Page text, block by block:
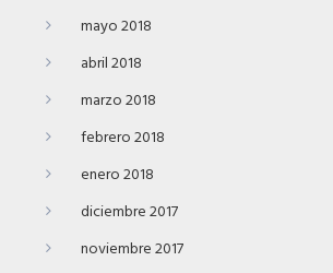
mayo 2018
abril 2018
marzo 2018
febrero 2018
enero 2018
diciembre 2017
noviembre 2017